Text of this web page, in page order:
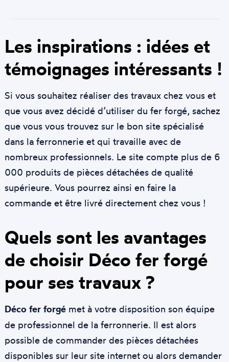
Les inspirations : idées et
témoignages intéressants !
Si vous souhaitez réaliser des travaux chez vous et
que vous avez décidé d’utiliser du fer forgé, sachez
que vous vous trouvez sur le bon site spécialisé
dans la ferronnerie et qui travaille avec de
nombreux professionnels. Le site compte plus de 6
000 produits de pièces détachées de qualité
supérieure. Vous pourrez ainsi en faire la
commande et être livré directement chez vous !
Quels sont les avantages
de choisir Déco fer forgé
pour ses travaux ?
Déco fer forgémet à votre disposition son équipe
de professionnel de la ferronnerie. Il est alors
possible de commander des pièces détachées
disponibles sur leur site internet ou alors demander